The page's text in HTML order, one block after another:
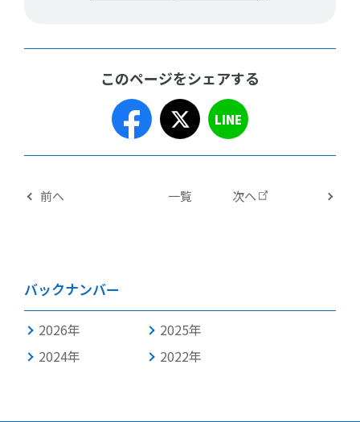
このページをシェアする
LINE
前へ 一覧 次へ
バックナンバー
2026年
2025年
2024年
2022年